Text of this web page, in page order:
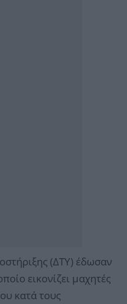
(ΔΤΥ) έδωσαν
εικονίζει μαχητές
κατά τους